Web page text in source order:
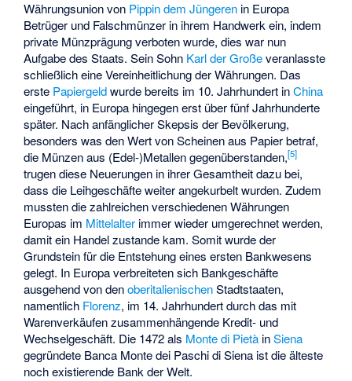
Währungsunion von Pippin dem Jüngeren in Europa
Betrüger und Falschmünzer in ihrem Handwerk ein, indem
private Münzprägung verboten wurde, dies war nun
Aufgabe des Staats. Sein Sohn Karl der Großeveranlasste
schließlich eine Vereinheitlichung der Währungen. Das
erste Papiergeldwurde bereits im 10. Jahrhundert inChina
eingeführt, in Europa hingegen erst über fünf Jahrhunderte
später. Nach anfänglicher Skepsis der Bevölkerung,
besonders was den Wert von Scheinen aus Papier betraf,
die Münzen aus (Edel-)Metallen gegenüberstanden,[5]
trugen diese Neuerungen in ihrer Gesamtheit dazu bei,
dass die Leihgeschäfte weiter angekurbelt wurden. Zudem
mussten die zahlreichen verschiedenen Währungen
Europas im Mittelalter immer wieder umgerechnet werden,
damit ein Handel zustande kam. Somit wurde der
Grundstein für die Entstehung eines ersten Bankwesens
gelegt. In Europa verbreiteten sich Bankgeschäfte
ausgehend von denoberitalienischenStadtstaaten,
namentlich Florenz, im 14. Jahrhundert durch das mit
Warenverkäufen zusammenhängende Kredit- und
Wechselgeschäft. Die 1472 als Monte di Pietà inSiena
gegründete Banca Monte dei Paschi di Siena ist die älteste
noch existierende Bank der Welt.